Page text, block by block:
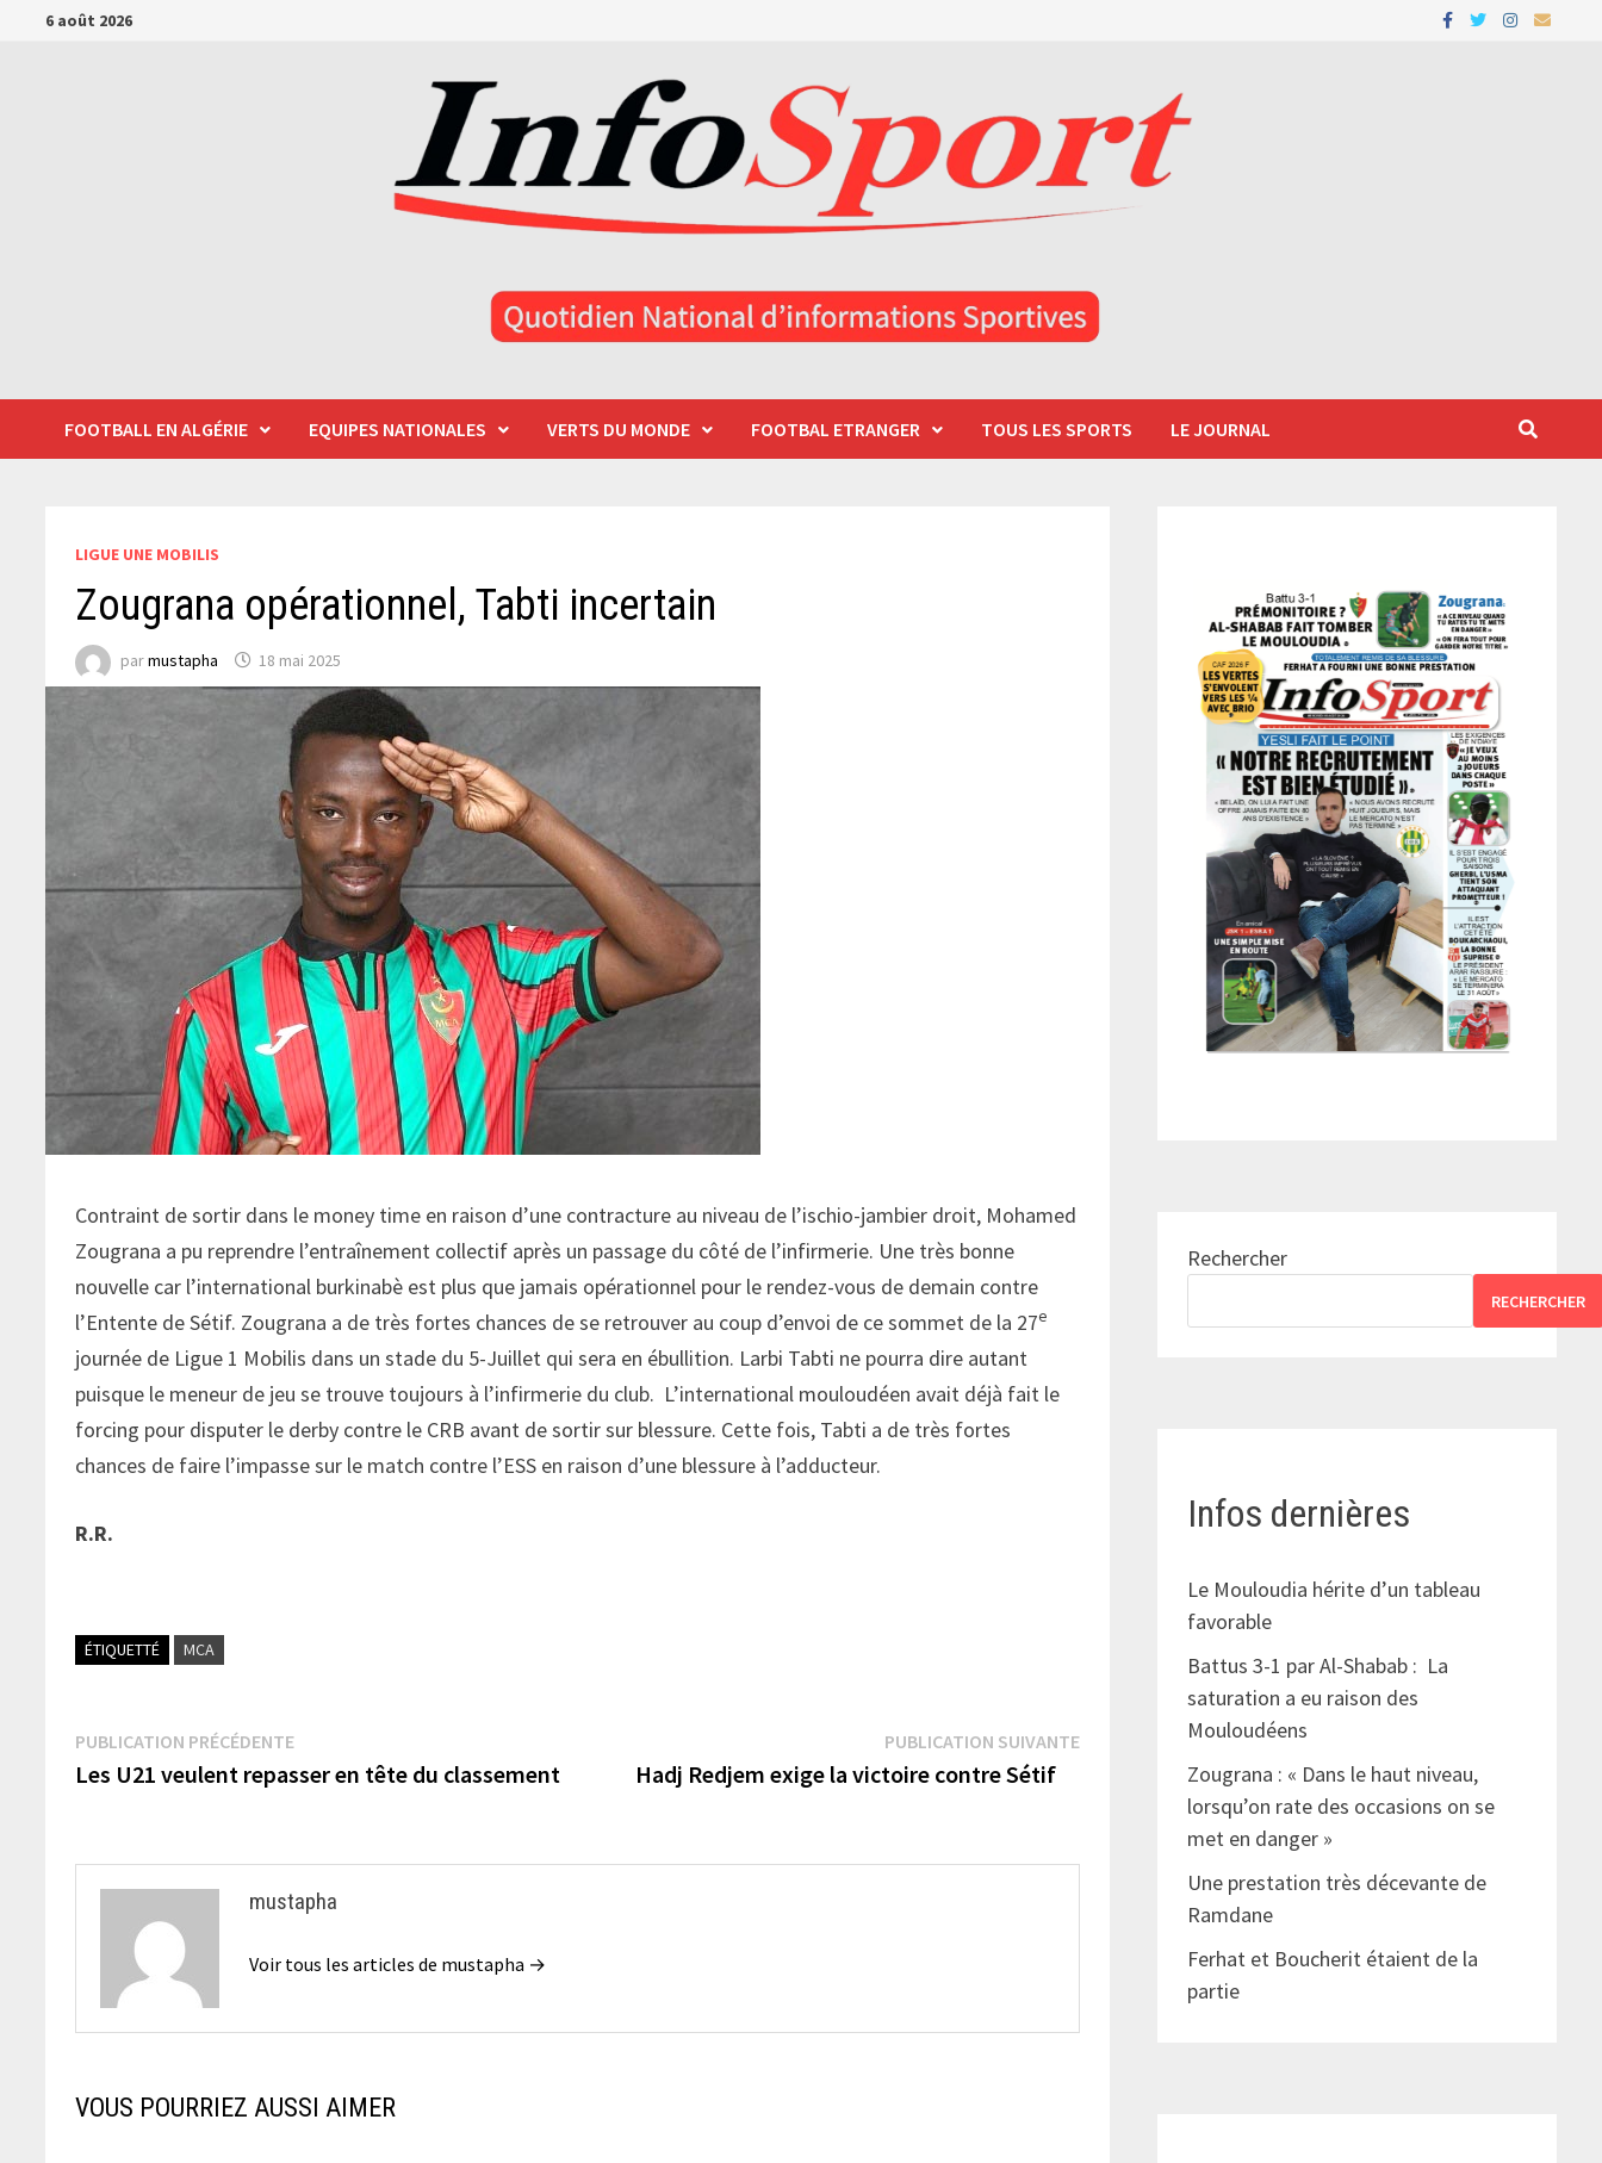
Passer6 août 2026
FOOTBALL EN ALGÉRIE EQUIPES NATIONALES VERTS DU MONDE FOOTBAL ETRANGER TOUS LES SPORTS LE JOURNAL
LIGUE UNE MOBILIS
Zougrana opérationnel, Tabti incertain
parmustapha 18 mai 2025
Contraint de sortir dans le money time en raison d’une contracture au niveau de l’ischio-jambier droit, Mohamed
Zougrana a pu reprendre l’entraînement collectif après un passage du côté de l’infirmerie. Une très bonne
nouvelle car l’international burkinabè est plus que jamais opérationnel pour le rendez-vous de demain contre
l’Entente de Sétif. Zougrana a de très fortes chances de se retrouver au coup d’envoi de ce sommet de la 27e
journée de Ligue 1 Mobilis dans un stade du 5-Juillet qui sera en ébullition. Larbi Tabti ne pourra dire autant
puisque le meneur de jeu se trouve toujours à l’infirmerie du club. L’international mouloudéen avait déjà fait le
forcing pour disputer le derby contre le CRB avant de sortir sur blessure. Cette fois, Tabti a de très fortes
chances de faire l’impasse sur le match contre l’ESS en raison d’une blessure à l’adducteur.
R.R.
ÉTIQUETTÉ MCA
Navigation
de
PUBLICATION PRÉCÉDENTEPublication
précédente :
Les U21 veulent repasser en tête du classement
PUBLICATION SUIVANTEPublication
Hadj Redjem exige la victoire contre Sétif
mustapha
Voir tous les articles de mustapha →
VOUS POURRIEZ AUSSI AIMER
Rechercher
RECHERCHER
Infos dernières
Le Mouloudia hérite d’un tableau
favorable
Battus 3-1 par Al-Shabab : La
saturation a eu raison des
Mouloudéens
Zougrana : « Dans le haut niveau,
lorsqu’on rate des occasions on se
met en danger »
Une prestation très décevante de
Ramdane
Ferhat et Boucherit étaient de la
partie